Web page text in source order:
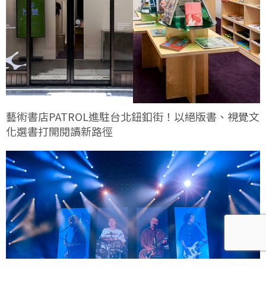
藝術書店PATROL進駐台北鈕釦街！以絕版書、視覺文
化選書打開閱讀新路徑